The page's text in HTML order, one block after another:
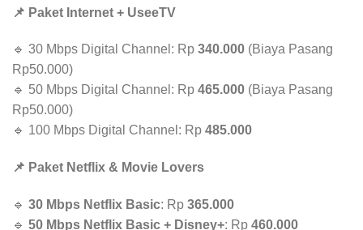
📌 Paket Internet + UseeTV
🔹 30 Mbps Digital Channel: Rp 340.000 (Biaya Pasang
Rp50.000)
🔹 50 Mbps Digital Channel: Rp 465.000 (Biaya Pasang
Rp50.000)
🔹 100 Mbps Digital Channel: Rp 485.000
📌 Paket Netflix & Movie Lovers
🔹 30 Mbps Netflix Basic: Rp 365.000
🔹 50 Mbps Netflix Basic + Disney+: Rp 460.000